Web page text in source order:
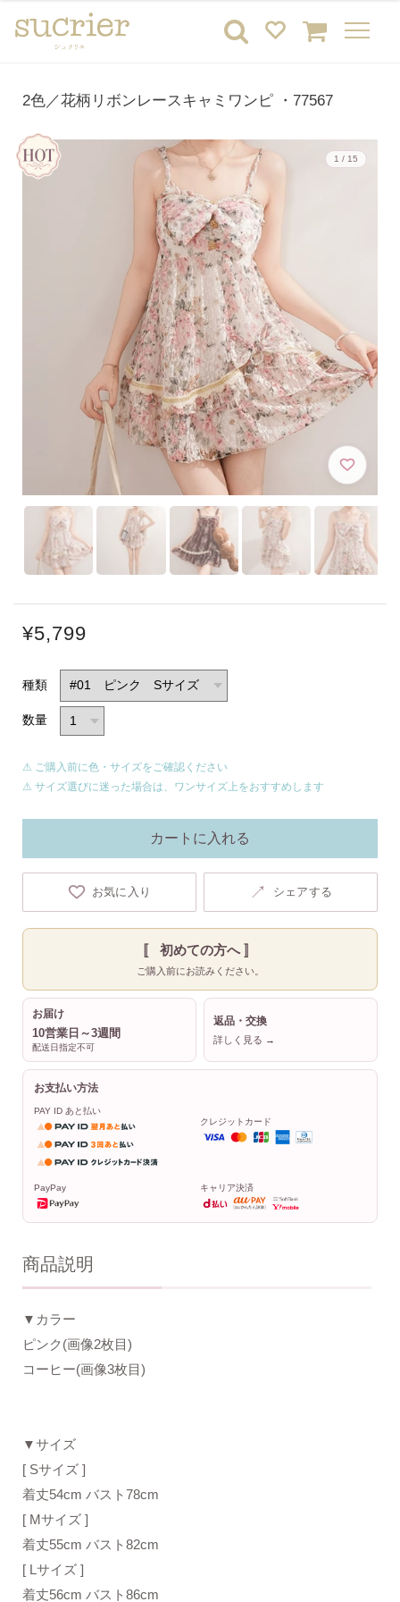
2色／花柄リボンレースキャミワンピ ・77567
1 / 15
¥5,799
種類
数量
⚠ ご購入前に色・サイズをご確認ください
⚠ サイズ選びに迷った場合は、ワンサイズ上をおすすめします
カートに入れる
お気に入り ↗ シェアする
〚 初めての方へ 〛
ご購入前にお読みください。
お届け
10営業日～3週間
配送日指定不可
返品・交換
詳しく見る →
お支払い方法
PAY ID あと払い
クレジットカード
PayPay キャリア決済
商品説明
▼カラー
ピンク(画像2枚目)
コーヒー(画像3枚目)
▼サイズ
[ Sサイズ ]
着丈54cm バスト78cm
[ Mサイズ ]
着丈55cm バスト82cm
[ Lサイズ ]
着丈56cm バスト86cm